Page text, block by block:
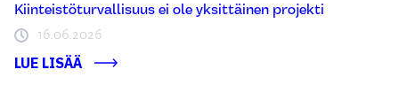
Kiinteistöturvallisuus ei ole yksittäinen projekti
16.06.2026
LUE LISÄÄ